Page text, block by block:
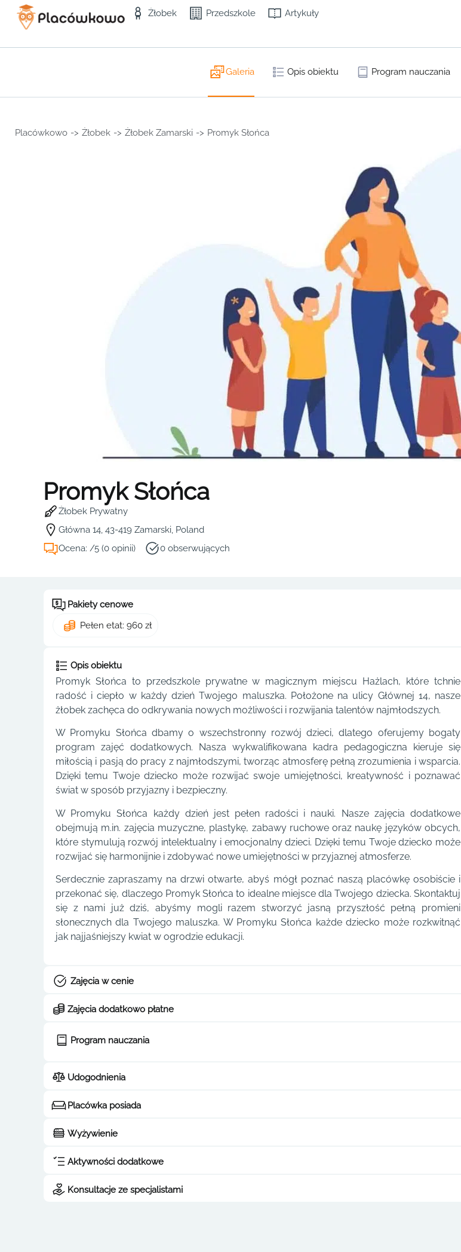
Żłobek Przedszkole Artykuły
Galeria Opis obiektu Program nauczania
Placówkowo -> Żłobek -> Żłobek Zamarski -> Promyk Słońca
Promyk Słońca
Żłobek Prywatny
Główna 14, 43-419 Zamarski, Poland
Ocena: /5 (0 opinii)
0 obserwujących
Pakiety cenowe
Pełen etat: 960 zł
Opis obiektu
Promyk Słońca to przedszkole prywatne w magicznym miejscu Hażlach, które tchnie
radość i ciepło w każdy dzień Twojego maluszka. Położone na ulicy Głównej 14, nasze
żłobek zachęca do odkrywania nowych możliwości i rozwijania talentów najmłodszych.
W Promyku Słońca dbamy o wszechstronny rozwój dzieci, dlatego oferujemy bogaty
program zajęć dodatkowych. Nasza wykwalifikowana kadra pedagogiczna kieruje się
miłością i pasją do pracy z najmłodszymi, tworząc atmosferę pełną zrozumienia i wsparcia.
Dzięki temu Twoje dziecko może rozwijać swoje umiejętności, kreatywność i poznawać
świat w sposób przyjazny i bezpieczny.
W Promyku Słońca każdy dzień jest pełen radości i nauki. Nasze zajęcia dodatkowe
obejmują m.in. zajęcia muzyczne, plastykę, zabawy ruchowe oraz naukę języków obcych,
które stymulują rozwój intelektualny i emocjonalny dzieci. Dzięki temu Twoje dziecko może
rozwijać się harmonijnie i zdobywać nowe umiejętności w przyjaznej atmosferze.
Serdecznie zapraszamy na drzwi otwarte, abyś mógł poznać naszą placówkę osobiście i
przekonać się, dlaczego Promyk Słońca to idealne miejsce dla Twojego dziecka. Skontaktuj
się z nami już dziś, abyśmy mogli razem stworzyć jasną przyszłość pełną promieni
słonecznych dla Twojego maluszka. W Promyku Słońca każde dziecko może rozkwitnąć
jak najjaśniejszy kwiat w ogrodzie edukacji.
Zajęcia w cenie
Zajęcia dodatkowo płatne
Program nauczania
Udogodnienia
Placówka posiada
Wyżywienie
Aktywności dodatkowe
Konsultacje ze specjalistami